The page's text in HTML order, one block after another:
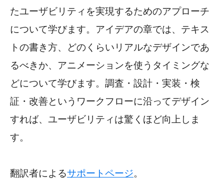
たユーザビリティを実現するためのアプローチ
について学びます。アイデアの章では、テキス
トの書き方、どのくらいリアルなデザインであ
るべきか、アニメーションを使うタイミングな
どについて学びます。調査・設計・実装・検
証・改善というワークフローに沿ってデザイン
すれば、ユーザビリティは驚くほど向上しま
す。
翻訳者によるサポートページ。